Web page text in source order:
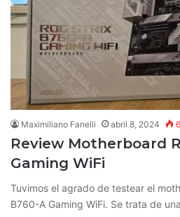
Maximiliano Fanelli abril 8, 2024
Review Motherboard
Gaming WiFi
Tuvimos el agrado de testear el
B760-A Gaming WiFi. Se trata de